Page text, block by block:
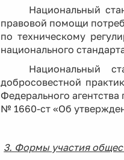
Национальный
правовой помощи
по техническому
национального
Национальный
добросовестной
Федерального
№ 1660-ст «Об
3. Формы участия